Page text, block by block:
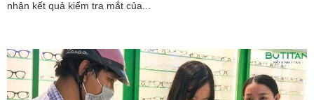
nhận kết quả kiểm tra mắt của...